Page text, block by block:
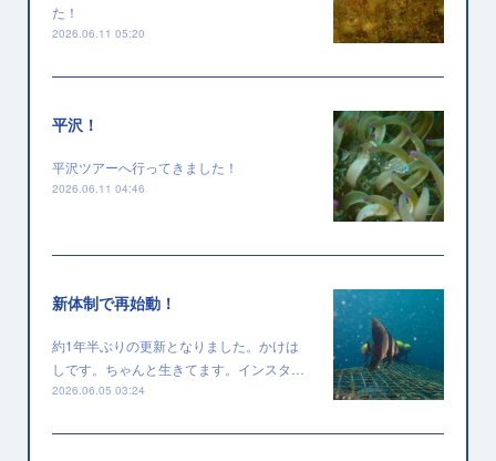
た！
2026.06.11 05:20
平沢！
平沢ツアーへ行ってきました！
2026.06.11 04:46
新体制で再始動！
約1年半ぶりの更新となりました。かけは
しです。ちゃんと生きてます。インスタ…
2026.06.05 03:24